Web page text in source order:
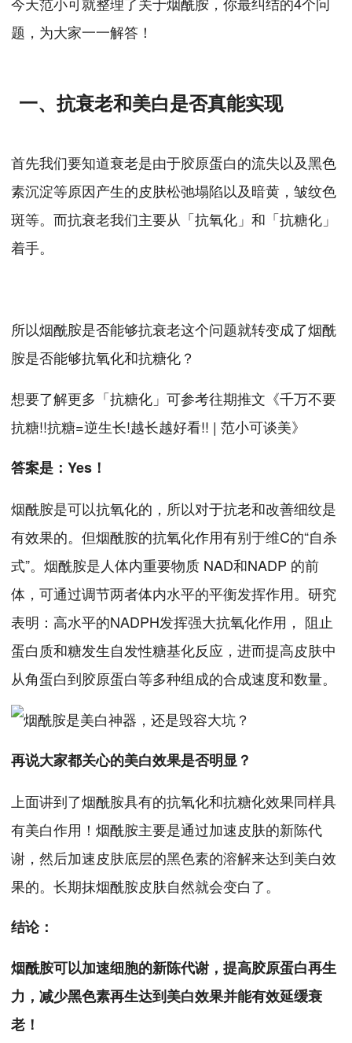
题，为大家一一解答！
一、抗衰老和美白是否真能实现
首先我们要知道衰老是由于胶原蛋白的流失以及黑色
素沉淀等原因产生的皮肤松弛塌陷以及暗黄，皱纹色
斑等。而抗衰老我们主要从「抗氧化」和「抗糖化」
着手。
所以烟酰胺是否能够抗衰老这个问题就转变成了烟酰
胺是否能够抗氧化和抗糖化？
想要了解更多「抗糖化」可参考往期推文《千万不要
抗糖!!抗糖=逆生长!越长越好看!! | 范小可谈美》
答案是：Yes！
烟酰胺是可以抗氧化的，所以对于抗老和改善细纹是
有效果的。但烟酰胺的抗氧化作用有别于维C的“自杀
式”。烟酰胺是人体内重要物质 NAD和NADP 的前
体，可通过调节两者体内水平的平衡发挥作用。研究
表明：高水平的NADPH发挥强大抗氧化作用， 阻止
蛋白质和糖发生自发性糖基化反应，进而提高皮肤中
从角蛋白到胶原蛋白等多种组成的合成速度和数量。
再说大家都关心的美白效果是否明显？
上面讲到了烟酰胺具有的抗氧化和抗糖化效果同样具
有美白作用！烟酰胺主要是通过加速皮肤的新陈代
谢，然后加速皮肤底层的黑色素的溶解来达到美白效
果的。长期抹烟酰胺皮肤自然就会变白了。
结论：
烟酰胺可以加速细胞的新陈代谢，提高胶原蛋白再生
力，减少黑色素再生达到美白效果并能有效延缓衰
老！